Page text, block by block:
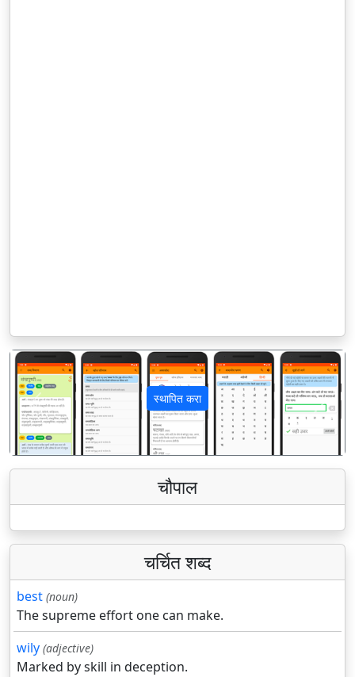
स्थापित करा
पिछला अगला
चौपाल
चर्चित शब्द
best (noun)
The supreme effort one can make.
wily (adjective)
Marked by skill in deception.